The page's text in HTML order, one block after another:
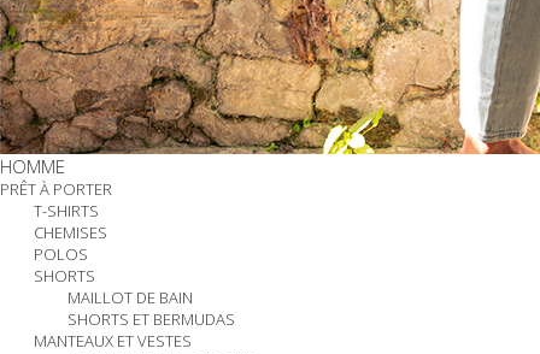
HOMME
PRÊT À PORTER
T-SHIRTS
CHEMISES
POLOS
SHORTS
MAILLOT DE BAIN
SHORTS ET BERMUDAS
MANTEAUX ET VESTES